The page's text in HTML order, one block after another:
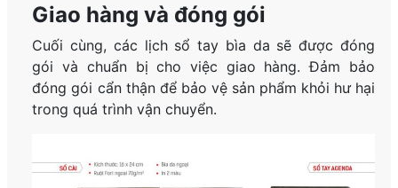
Giao hàng và đóng gói
Cuối cùng, các lịch sổ tay bìa da sẽ được đóng
gói và chuẩn bị cho việc giao hàng. Đảm bảo
đóng gói cẩn thận để bảo vệ sản phẩm khỏi hư hại
trong quá trình vận chuyển.